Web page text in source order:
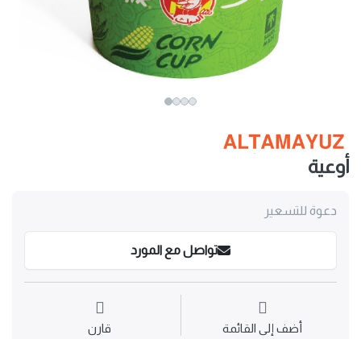
أوعية
دعوة للتسعير
تواصل مع المورد
أضف إلى القائمة قارن